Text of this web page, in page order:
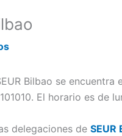
Bilbao se
El horario es de
delegaciones de SEUR